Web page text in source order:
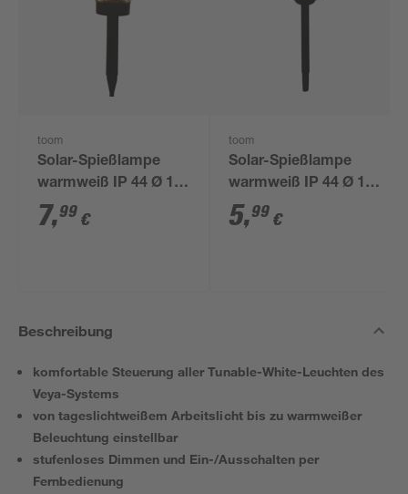
toom
Solar-Spießlampe
warmweiß IP 44 Ø 15
x 44 cm
7,99 €
toom
Solar-Spießlampe
warmweiß IP 44 Ø 10
x 39 cm
5,99 €
Beschreibung
komfortable Steuerung aller Tunable-White-Leuchten des
Veya-Systems
von tageslichtweißem Arbeitslicht bis zu warmweißer
Beleuchtung einstellbar
stufenloses Dimmen und Ein-/Ausschalten per
Fernbedienung